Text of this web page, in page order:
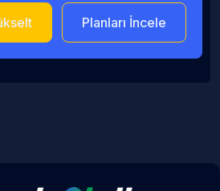
Planları İncele